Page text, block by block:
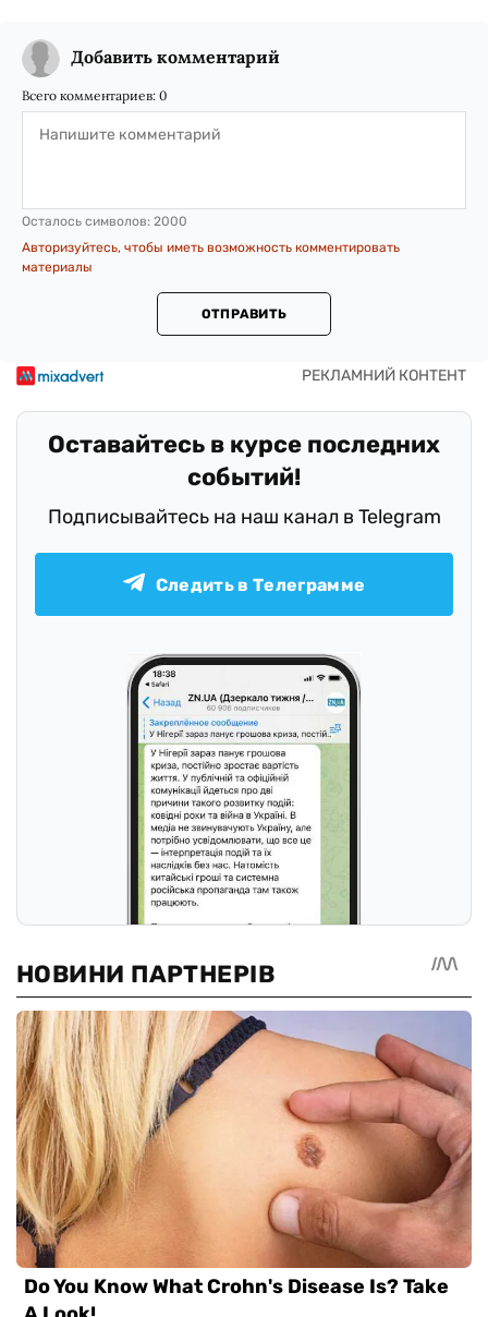
Добавить комментарий
Всего комментариев: 0
Осталось символов: 2000
Авторизуйтесь, чтобы иметь возможность комментировать
материалы
ОТПРАВИТЬ
Оставайтесь в курсе последних
событий!
Подписывайтесь на наш канал в Telegram
Следить в Телеграмме